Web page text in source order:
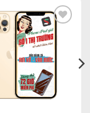
Add to
wishlist